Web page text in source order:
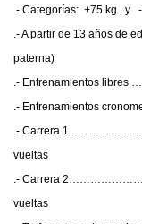
.- Categorías: +75 kg. y
.- A partir de 13 años de
paterna)
.- Entrenamientos
.- Entrenamientos
.- Carrera
vueltas
.- Carrera
vueltas